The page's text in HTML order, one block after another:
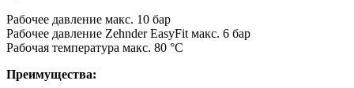
Рабочее давление макс. 10 бар
Рабочее давление Zehnder EasyFit макс. 6 бар
Рабочая температура макс. 80 °C
Преимущества: